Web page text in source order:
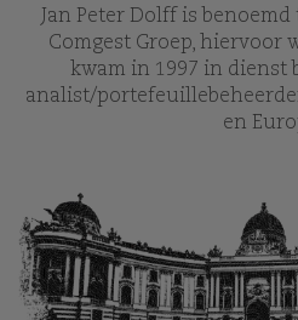
Jan Peter Dolff is benoemd
Comgest Groep, hiervoor
kwam in 1997 in dienst
analist/
en